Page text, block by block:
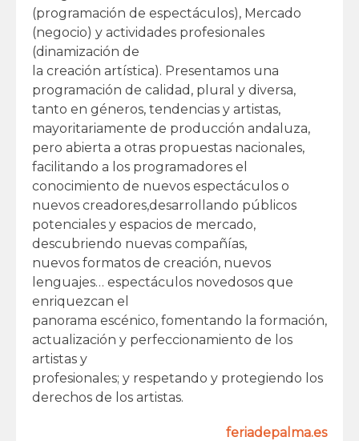
(programación de espectáculos), Mercado
(negocio) y actividades profesionales
(dinamización de
la creación artística). Presentamos una
programación de calidad, plural y diversa,
tanto en géneros, tendencias y artistas,
mayoritariamente de producción andaluza,
pero abierta a otras propuestas nacionales,
facilitando a los programadores el
conocimiento de nuevos espectáculos o
nuevos creadores,desarrollando públicos
potenciales y espacios de mercado,
descubriendo nuevas compañías,
nuevos formatos de creación, nuevos
lenguajes… espectáculos novedosos que
enriquezcan el
panorama escénico, fomentando la formación,
actualización y perfeccionamiento de los
artistas y
profesionales; y respetando y protegiendo los
derechos de los artistas.
feriadepalma.es